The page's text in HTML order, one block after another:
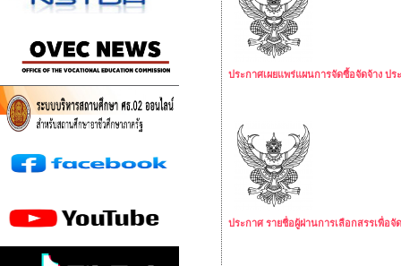
ประกาศเผยแพร่แผนการจัดซื้อจัดจ้าง ป
ประกาศ รายชื่อผู้ผ่านการเลือกสรรเพื่อจั